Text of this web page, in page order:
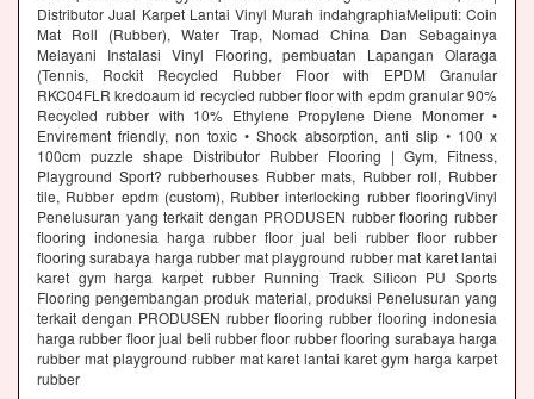
Distributor Jual Karpet Lantai Vinyl Murah indahgraphiaMeliputi: Coin
Mat Roll (Rubber), Water Trap, Nomad China Dan Sebagainya
Melayani Instalasi Vinyl Flooring, pembuatan Lapangan Olaraga
(Tennis, Rockit Recycled Rubber Floor with EPDM Granular
RKC04FLR kredoaum id recycled rubber floor with epdm granular 90%
Recycled rubber with 10% Ethylene Propylene Diene Monomer •
Envirement friendly, non toxic • Shock absorption, anti slip • 100 x
100cm puzzle shape Distributor Rubber Flooring | Gym, Fitness,
Playground Sport? rubberhouses Rubber mats, Rubber roll, Rubber
tile, Rubber epdm (custom), Rubber interlocking rubber flooringVinyl
Penelusuran yang terkait dengan PRODUSEN rubber flooring rubber
flooring indonesia harga rubber floor jual beli rubber floor rubber
flooring surabaya harga rubber mat playground rubber mat karet lantai
karet gym harga karpet rubber Running Track Silicon PU Sports
Flooring pengembangan produk material, produksi Penelusuran yang
terkait dengan PRODUSEN rubber flooring rubber flooring indonesia
harga rubber floor jual beli rubber floor rubber flooring surabaya harga
rubber mat playground rubber mat karet lantai karet gym harga karpet
rubber